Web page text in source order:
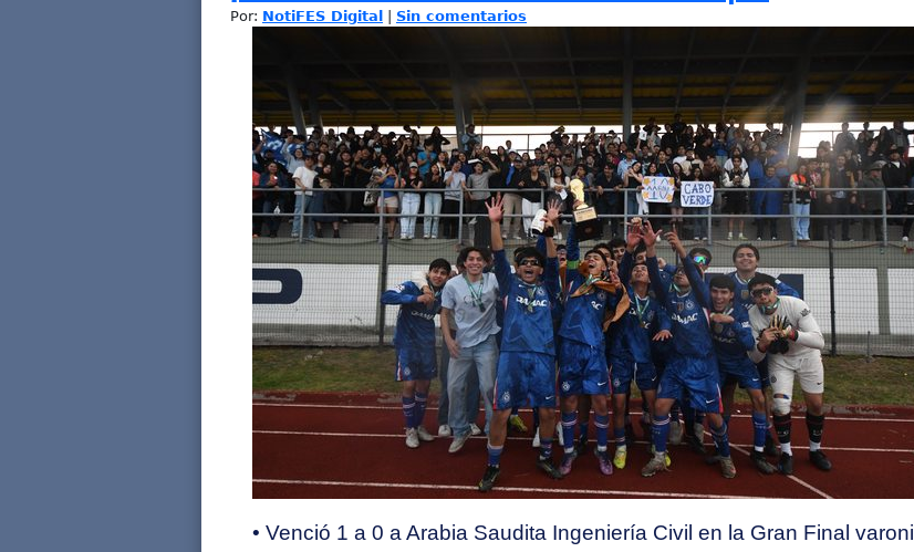
Por: NotiFES Digital Sin comentarios
• Venció 1 a 0 a Arabia Saudita Ingeniería Civil en la Gran Final varonil